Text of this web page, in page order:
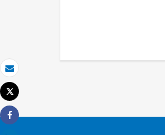
Email
Imprimir
Tweet
Share